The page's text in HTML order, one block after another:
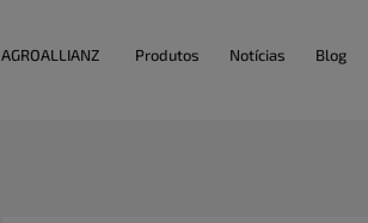
AGROALLIANZ Produtos Notícias Blog